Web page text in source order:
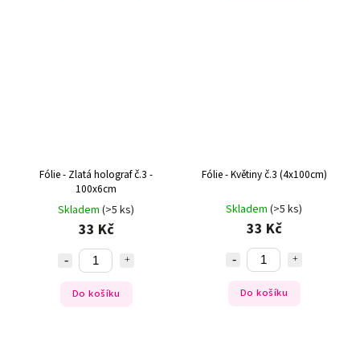
Fólie - Zlatá holograf č.3 -
100x6cm
Skladem (>5 ks)
33 Kč
Do košíku
Fólie - Květiny č.3 (4x100cm)
Skladem (>5 ks)
33 Kč
Do košíku